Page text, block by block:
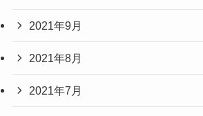
2021年9月
2021年8月
2021年7月